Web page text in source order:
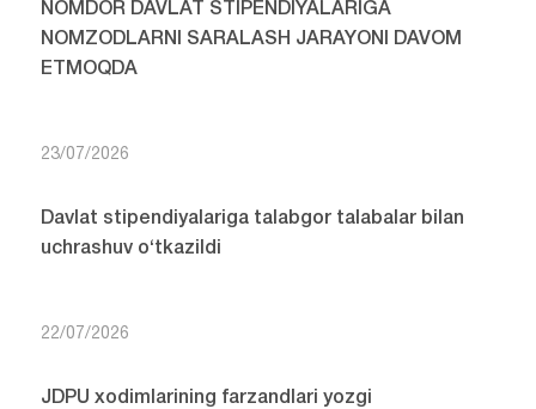
NOMDOR DAVLAT STIPENDIYALARIGA
NOMZODLARNI SARALASH JARAYONI DAVOM
ETMOQDA
23/07/2026
Davlat stipendiyalariga talabgor talabalar bilan
uchrashuv o‘tkazildi
22/07/2026
JDPU xodimlarining farzandlari yozgi